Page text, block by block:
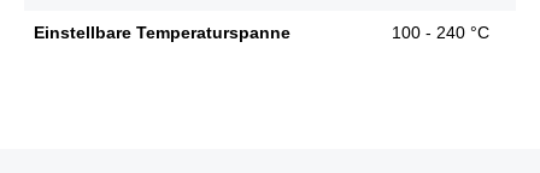
Einstellbare Temperaturspanne 100 - 240 °C